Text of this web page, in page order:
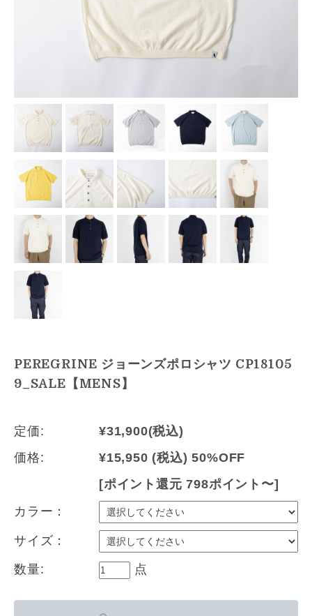
PEREGRINE ジョーンズポロシャツ CP18105
9_SALE【MENS】
定価: ¥31,900(税込)
価格:
¥15,950 (税込) 50%OFF
[ポイント還元 798ポイント〜]
カラー：
サイズ：
数量: 点